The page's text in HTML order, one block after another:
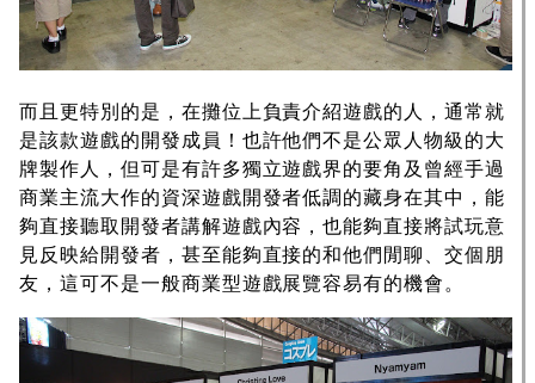
而且更特別的是，在攤位上負責介紹遊戲的人，通常就
是該款遊戲的開發成員！也許他們不是公眾人物級的大
牌製作人，但可是有許多獨立遊戲界的要角及曾經手過
商業主流大作的資深遊戲開發者低調的藏身在其中，能
夠直接聽取開發者講解遊戲內容，也能夠直接將試玩意
見反映給開發者，甚至能夠直接的和他們閒聊、交個朋
友，這可不是一般商業型遊戲展覽容易有的機會。